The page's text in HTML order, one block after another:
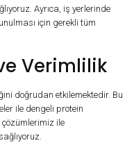
Ayrıca, iş yerlerinde
için gerekli tüm
Verimlilik
doğrudan etkilemektedir. Bu
ile dengeli protein
çözümlerimiz ile